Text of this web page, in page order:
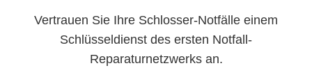
Vertrauen Sie Ihre Schlosser-Notfälle einem
Schlüsseldienst des ersten Notfall-
Reparaturnetzwerks an.